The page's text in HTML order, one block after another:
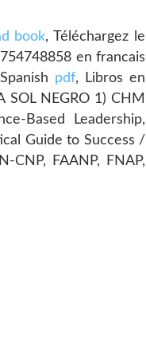
book, Téléchargez le
en francais
pdf, Libros en
SOL NEGRO 1) CHM
Based Leadership,
Guide to Success /
CNP, FAANP, FNAP,